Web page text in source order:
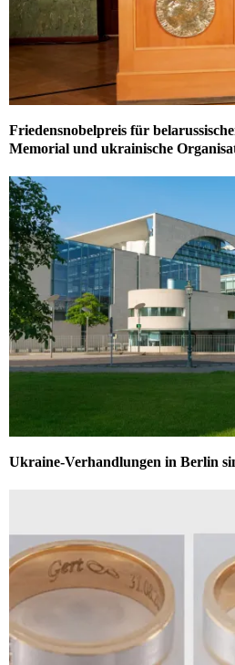
Friedensnobelpreis für
Memorial und ukrainische
Ukraine-Verhandlungen in Berlin